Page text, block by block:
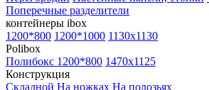
Поперечные разделители
контейнеры ibox
1200*800 1200*1000 1130x1130
Polibox
Полибокс 1200*800 1470х1125
Конструкция
Складной На ножках На полозьях